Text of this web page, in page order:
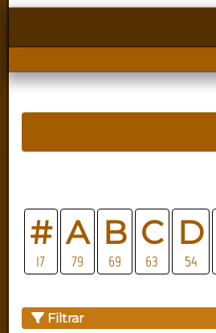
#
17
A
79
B
69
C
63
D
54
Filtrar